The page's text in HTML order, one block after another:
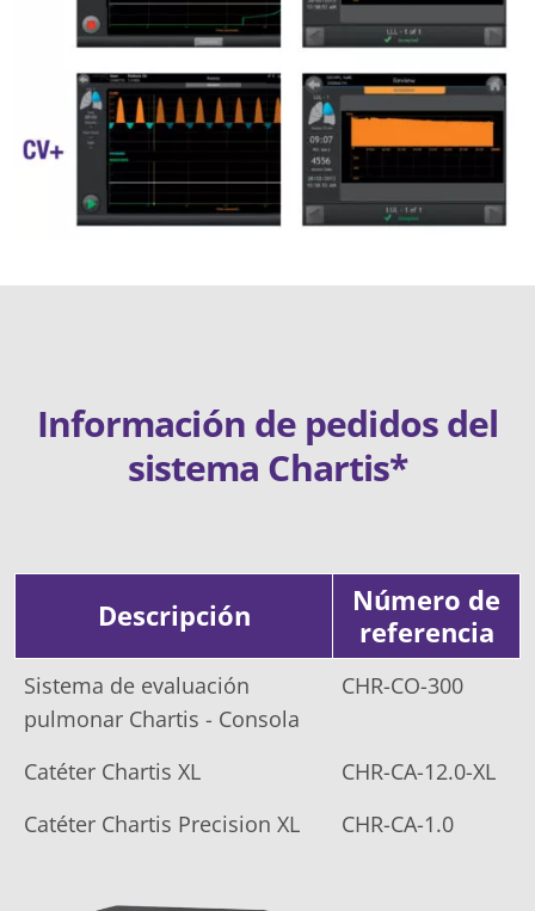
Información de pedidos del
sistema Chartis*
Descripción
Número de
referencia
Sistema de evaluación
pulmonar Chartis - Consola
CHR-CO-300
Catéter Chartis XL
CHR-CA-12.0-XL
Catéter Chartis Precision XL
CHR-CA-1.0